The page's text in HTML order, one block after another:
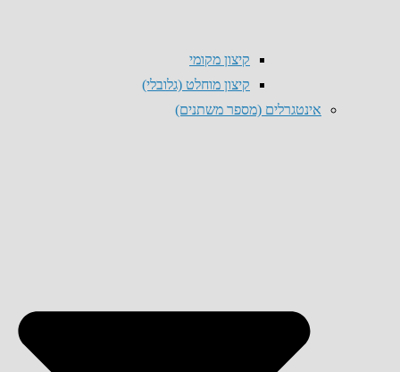
קיצון מקומי
קיצון מוחלט (גלובלי)
אינטגרלים (מספר משתנים)